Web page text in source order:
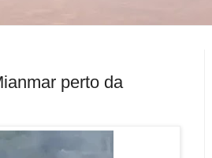
perto da